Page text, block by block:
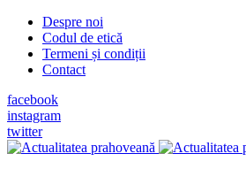
Despre noi
Codul de etică
Termeni și condiții
Contact
facebook
instagram
twitter